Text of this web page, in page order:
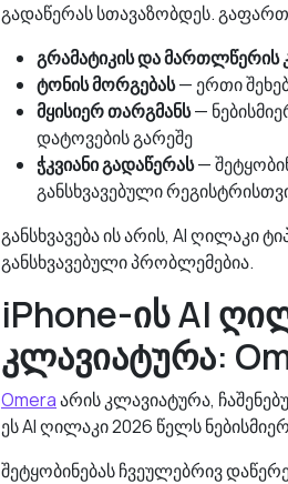
გადაწერას სთავაზობდეს.
გრამატიკის და მართლწერის
ტონის მორგებას— ერთი
მყისიერ თარგმანს—
დატოვების გარეშე
ჭკვიანი გადაწერას—
განსხვავებული
განსხვავება ის არის, AI ღილაკი
განსხვავებული პრობლემებია.
iPhone-ის AI
კლავიატურა:
Omeraარის კლავიატურა,
ეს AI ღილაკი 2026 წელს
შეტყობინებას ჩვეულებრივ